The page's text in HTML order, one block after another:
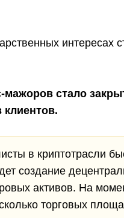
стало
клиентов.
в криптотрасли
создание
активов. На
торговых